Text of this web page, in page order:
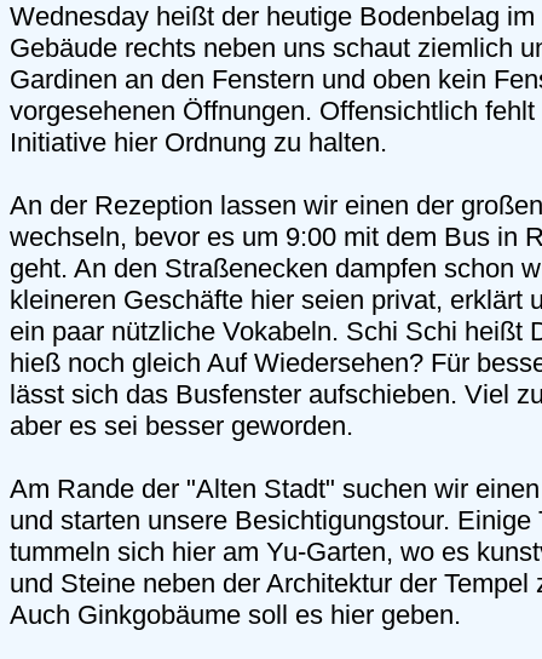
Wednesday heißt der heutige Bodenbelag
Gebäude rechts neben uns schaut ziemlich
Gardinen an den Fenstern und oben kein
vorgesehenen Öffnungen. Offensichtlich
Initiative hier Ordnung zu halten.
An der Rezeption lassen wir einen der
wechseln, bevor es um 9:00 mit dem Bus in
geht. An den Straßenecken dampfen schon
kleineren Geschäfte hier seien privat, erklärt
ein paar nützliche Vokabeln. Schi Schi heißt
hieß noch gleich Auf Wiedersehen? Für
lässt sich das Busfenster aufschieben. Viel
aber es sei besser geworden.
Am Rande der "Alten Stadt" suchen wir
und starten unsere Besichtigungstour. Einige
tummeln sich hier am Yu-Garten, wo es
und Steine neben der Architektur der Tempel
Auch Ginkgobäume soll es hier geben.